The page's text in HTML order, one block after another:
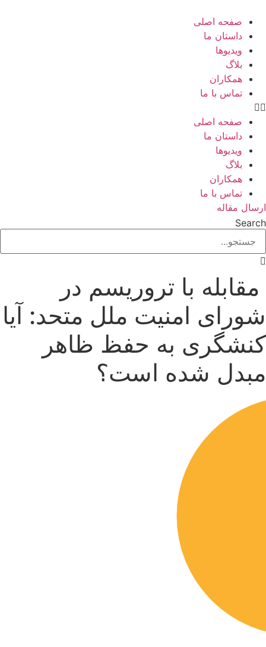
صفحه اصلی
داستان ما
ویدیوها
بلاگ
همکاران
تماس با ما
صفحه اصلی
داستان ما
ویدیوها
بلاگ
همکاران
تماس با ما
مقاله
با تروریسم در
امنیت ملل متحد: آیا
به حفظ ظاهر
شده است؟